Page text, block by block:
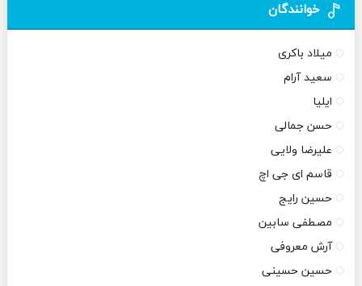
خوانندگان
میلاد باکری
سعید آرام
ایلیا
حسن جمالی
علیرضا ولایی
قاسم ای جی اچ
حسین رایج
مصطفی سابین
آرش معروفی
حسین حسینی